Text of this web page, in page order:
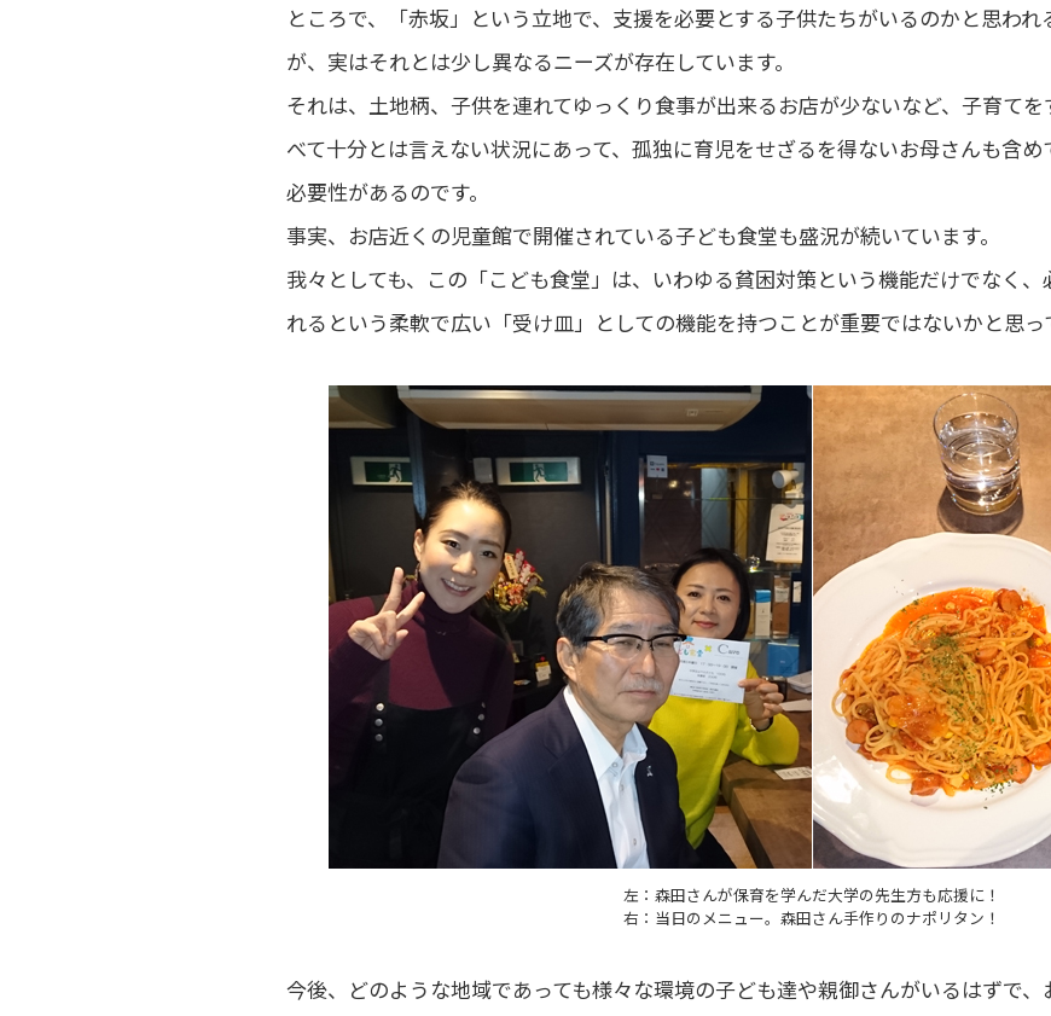
ところで、「赤坂」という立地で、支援を必要とする子供たちがいるのかと思わ
が、実はそれとは少し異なるニーズが存在しています。
それは、土地柄、子供を連れてゆっくり食事が出来るお店が少ないなど、子育て
べて十分とは言えない状況にあって、孤独に育児をせざるを得ないお母さんも含
必要性があるのです。
事実、お店近くの児童館で開催されている子ども食堂も盛況が続いています。
我々としても、この「こども食堂」は、いわゆる貧困対策という機能だけでなく
れるという柔軟で広い「受け皿」としての機能を持つことが重要ではないかと思っ
左：森田さんが保育を学んだ大学の先生方も応援に！
右：当日のメニュー。森田さん手作りのナポリタン！
今後、どのような地域であっても様々な環境の子ども達や親御さんがいるはずで